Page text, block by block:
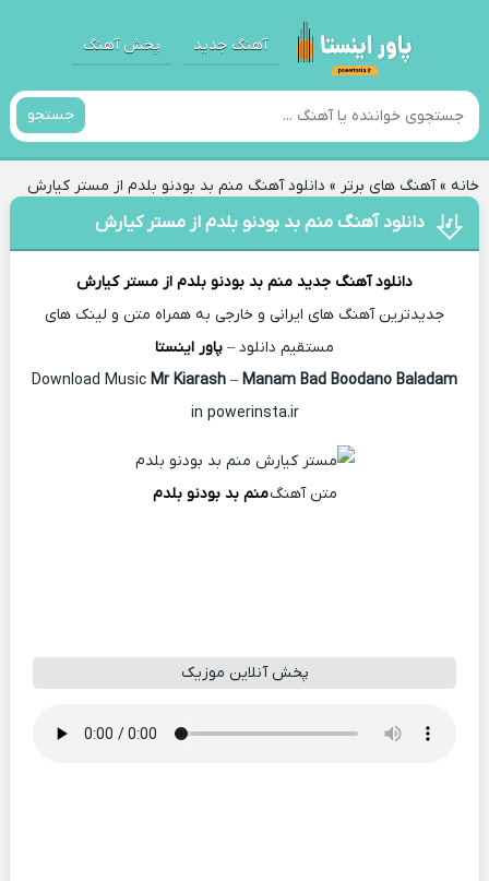
آهنگ جدید پخش آهنگ
جستجو
خانه»آهنگ های برتر » دانلود آهنگ منم بد بودنو بلدم از مستر کیارش
دانلود آهنگ منم بد بودنو بلدم از مستر کیارش
دانلود آهنگ جدید منم بد بودنو بلدم از مستر کیارش
جدیدترین آهنگ های ایرانی و خارجی به همراه متن و لینک های
مستقیم دانلود – پاور اینستا
Download Music
Mr Kiarash– Manam Bad Boodano Baladam
in powerinsta.ir
متن آهنگمنم بد بودنو بلدم
پخش آنلاین موزیک